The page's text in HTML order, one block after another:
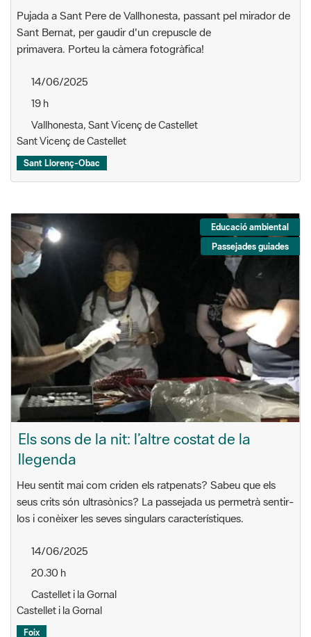
Pujada a Sant Pere de Vallhonesta, passant pel mirador de
Sant Bernat, per gaudir d'un crepuscle de
primavera. Porteu la càmera fotogràfica!
14/06/2025
19 h
Vallhonesta, Sant Vicenç de Castellet
Sant Vicenç de Castellet
Sant Llorenç-Obac
Educació ambiental
Passejades guiades
Els sons de la nit: l’altre costat de la
llegenda
Heu sentit mai com criden els ratpenats? Sabeu que els
seus crits són ultrasònics? La passejada us permetrà sentir-
los i conèixer les seves singulars característiques.
14/06/2025
20.30 h
Castellet i la Gornal
Castellet i la Gornal
Foix